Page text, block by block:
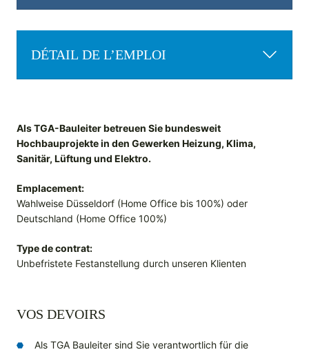
DÉTAIL DE L’EMPLOI
Als TGA-Bauleiter betreuen Sie bundesweit
Hochbauprojekte in den Gewerken Heizung, Klima,
Sanitär, Lüftung und Elektro.
Emplacement:
Wahlweise Düsseldorf (Home Office bis 100%) oder
Deutschland (Home Office 100%)
Type de contrat:
Unbefristete Festanstellung durch unseren Klienten
VOS DEVOIRS
Als TGA Bauleiter sind Sie verantwortlich für die